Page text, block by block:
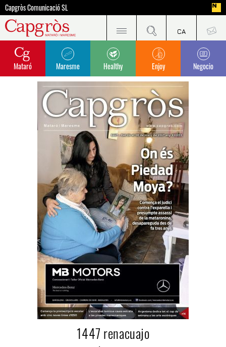
Capgròs Comunicació SL
Mataró Maresme Healthy Enjoy Negocio
1447 renacuajo